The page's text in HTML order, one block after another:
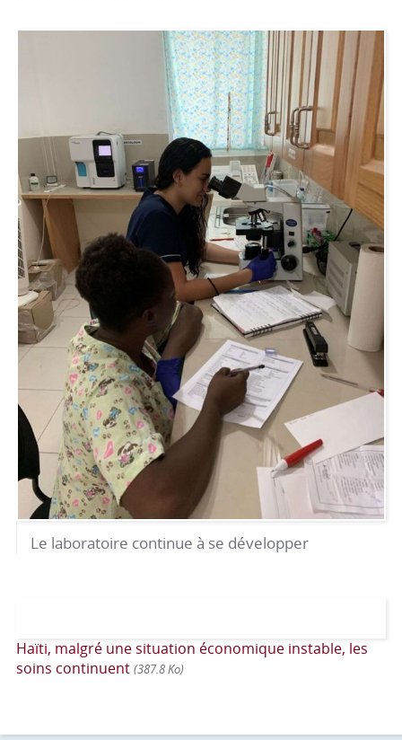
Le laboratoire continue à se développer
Haïti, malgré une situation économique instable, les
soins continuent (387.8 Ko)